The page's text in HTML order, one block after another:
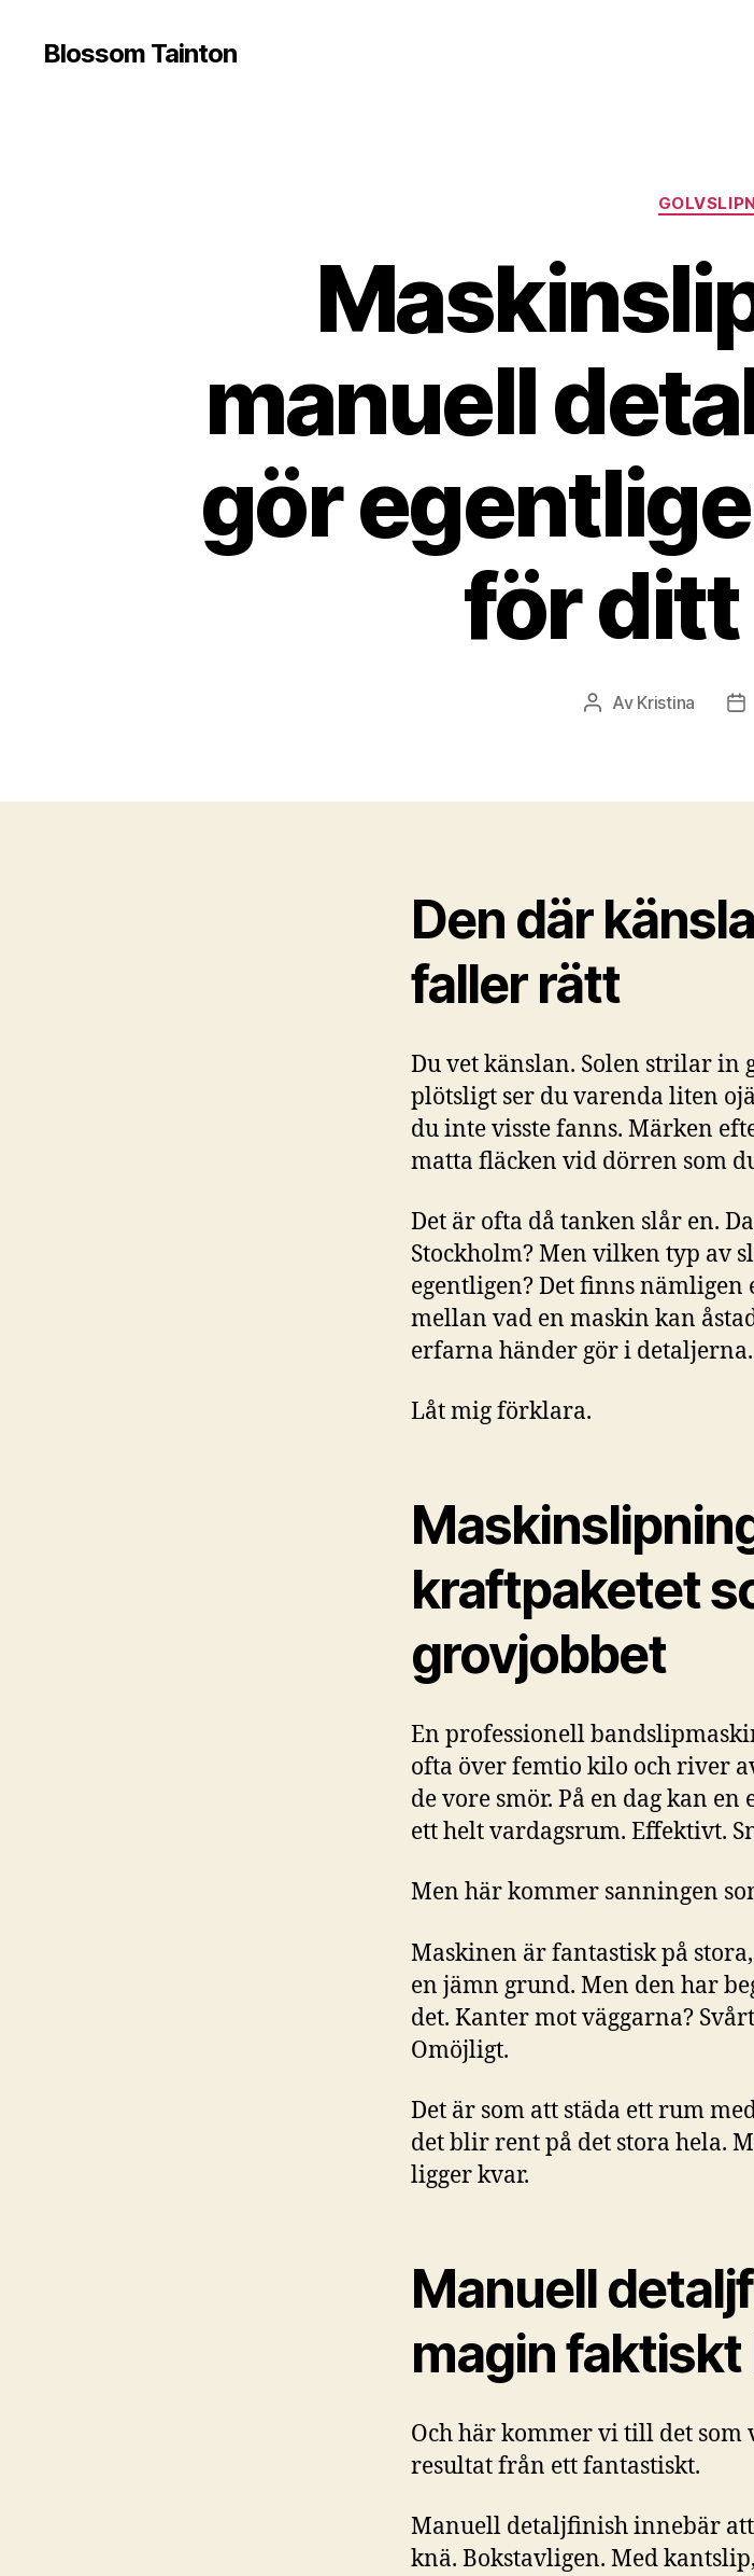
Blossom Tainton
manuell
gör
för
Inläggsförfattare
Av Kristina
Den där
faller rätt
Du vet känslan. Solen strilar in
plötsligt ser du varenda liten
du inte visste fanns. Märken
matta fläcken vid dörren som
Det är ofta då tanken slår en.
Stockholm? Men vilken typ av
egentligen? Det finns
mellan vad en maskin kan
erfarna händer gör i detaljerna.
Låt mig förklara.
kraftpaketet
grovjobbet
En professionell
ofta över femtio kilo och river
de vore smör. På en dag kan
ett helt vardagsrum. Effektivt.
Men här kommer sanningen
Maskinen är fantastisk på
en jämn grund. Men den har
det. Kanter mot väggarna?
Omöjligt.
Det är som att städa ett rum
det blir rent på det stora hela.
ligger kvar.
Manuell
magin
Och här kommer vi till det som
resultat från ett fantastiskt.
Manuell detaljfinish innebär
knä. Bokstavligen. Med